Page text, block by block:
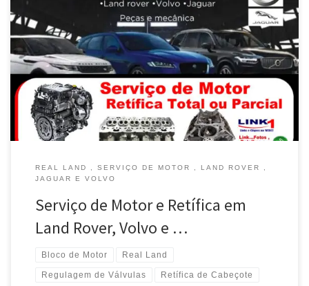
REAL LAND , SERVIÇO DE MOTOR , LAND ROVER ,
JAGUAR E VOLVO
Serviço de Motor e Retífica em
Land Rover, Volvo e …
Bloco de Motor Real Land
Regulagem de Válvulas Retífica de Cabeçote